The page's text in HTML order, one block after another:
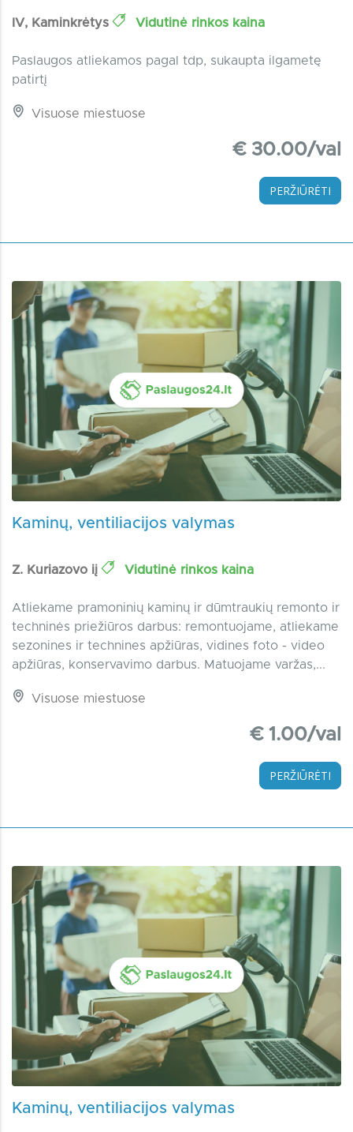
IV, Kaminkrėtys Vidutinė rinkos kaina
Paslaugos atliekamos pagal tdp, sukaupta ilgametę
patirtį
Visuose miestuose
€ 30.00/val
PERŽIŪRĖTI
Kaminų, ventiliacijos valymas
Z. Kuriazovo iį Vidutinė rinkos kaina
Atliekame pramoninių kaminų ir dūmtraukių remonto ir
techninės priežiūros darbus: remontuojame, atliekame
sezonines ir technines apžiūras, vidines foto - video
apžiūras, konservavimo darbus. Matuojame varžas,...
Visuose miestuose
€ 1.00/val
PERŽIŪRĖTI
Kaminų, ventiliacijos valymas